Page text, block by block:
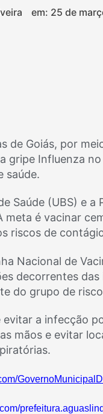
em: 25 de
de Goiás, por
gripe Influenza
saúde.
Saúde (UBS) e
meta é vacinar
riscos de
Nacional de
decorrentes
do grupo de
a infecção
mãos e evitar